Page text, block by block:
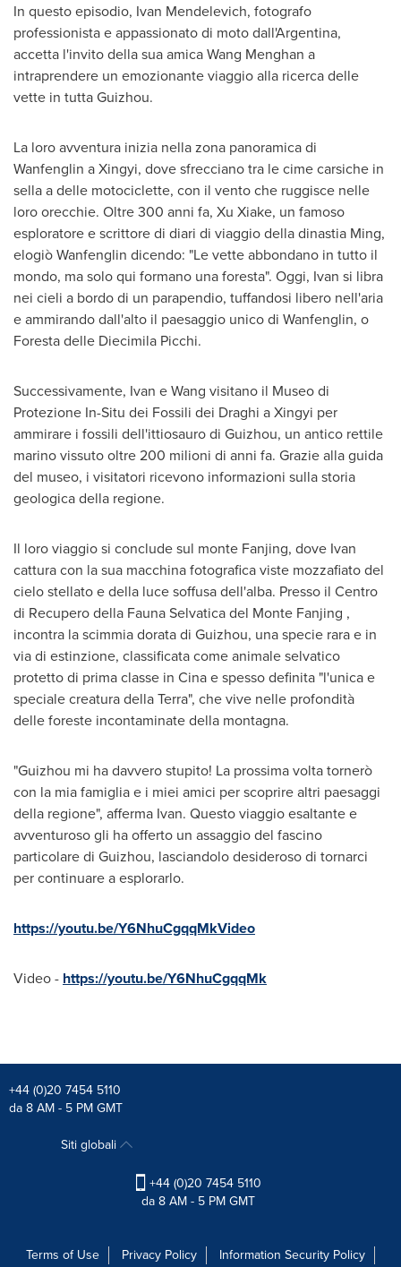
In questo episodio, Ivan Mendelevich, fotografo
professionista e appassionato di moto dall'Argentina,
accetta l'invito della sua amica Wang Menghan a
intraprendere un emozionante viaggio alla ricerca delle
vette in tutta Guizhou.
La loro avventura inizia nella zona panoramica di
Wanfenglin a Xingyi, dove sfrecciano tra le cime carsiche in
sella a delle motociclette, con il vento che ruggisce nelle
loro orecchie. Oltre 300 anni fa, Xu Xiake, un famoso
esploratore e scrittore di diari di viaggio della dinastia Ming,
elogiò Wanfenglin dicendo: "Le vette abbondano in tutto il
mondo, ma solo qui formano una foresta". Oggi, Ivan si libra
nei cieli a bordo di un parapendio, tuffandosi libero nell'aria
e ammirando dall'alto il paesaggio unico di Wanfenglin, o
Foresta delle Diecimila Picchi.
Successivamente, Ivan e Wang visitano il Museo di
Protezione In-Situ dei Fossili dei Draghi a Xingyi per
ammirare i fossili dell'ittiosauro di Guizhou, un antico rettile
marino vissuto oltre 200 milioni di anni fa. Grazie alla guida
del museo, i visitatori ricevono informazioni sulla storia
geologica della regione.
Il loro viaggio si conclude sul monte Fanjing, dove Ivan
cattura con la sua macchina fotografica viste mozzafiato del
cielo stellato e della luce soffusa dell'alba. Presso il Centro
di Recuperodella Fauna Selvatica del Monte Fanjing ,
incontra la scimmia dorata di Guizhou, una specie rara e in
via di estinzione, classificata come animale selvatico
protetto di prima classe in Cina e spesso definita "l'unica e
speciale creatura della Terra", che vive nelle profondità
delle foreste incontaminate della montagna.
"Guizhou mi ha davvero stupito! La prossima volta tornerò
con la mia famiglia e i miei amici per scoprire altri paesaggi
della regione", afferma Ivan. Questo viaggio esaltante e
avventuroso gli ha offerto un assaggio del fascino
particolare di Guizhou, lasciandolo desideroso di tornarci
per continuare a esplorarlo.
https://youtu.be/Y6NhuCgqqMkVideo
Video - https://youtu.be/Y6NhuCgqqMk
+44 (0)20 7454 5110
da 8 AM - 5 PM GMT
Siti globali
+44 (0)20 7454 5110
da 8 AM - 5 PM GMT
Terms of Use Privacy Policy Information Security Policy